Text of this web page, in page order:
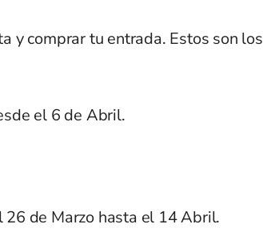
y comprar tu entrada. Estos son los
el 6 de Abril.
de Marzo hasta el 14 Abril.